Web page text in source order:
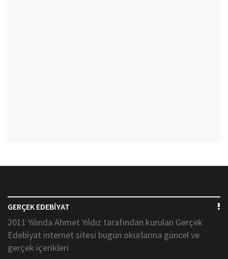
GERÇEK EDEBİYAT
2011 Yılında Ahmet Yıldız tarafından kurulan Gerçek
Edebiyat internet sitesi bugün okurlarına güncel ve
gerçek içerikleri